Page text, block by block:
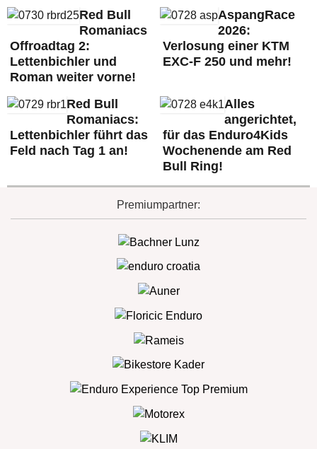
Red Bull
Romaniacs
Offroadtag 2:
Lettenbichler und
Roman weiter vorne!
AspangRace
2026:
Verlosung einer KTM
EXC-F 250 und mehr!
Red Bull
Romaniacs:
Lettenbichler führt das
Feld nach Tag 1 an!
Alles
angerichtet,
für das Enduro4Kids
Wochenende am Red
Bull Ring!
Premiumpartner: